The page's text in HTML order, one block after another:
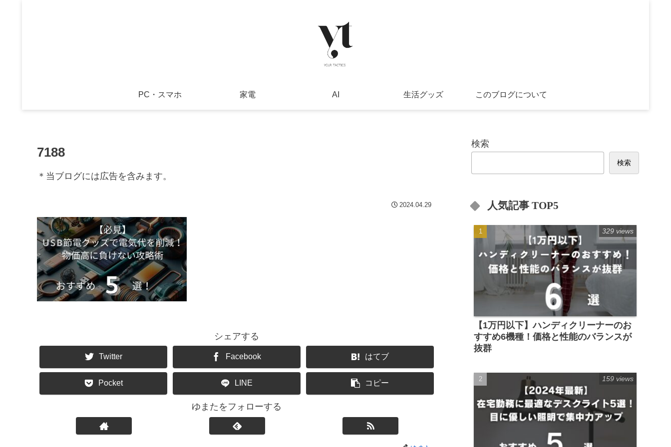
PC・スマホ 家電 AI 生活グッズ このブログについて
7188
＊当ブログには広告を含みます。
2024.04.29
シェアする
Twitter Facebook はてブ
Pocket LINE コピー
ゆまたをフォローする
検索
検索
人気記事 TOP5
【1万円以下】ハンディクリーナーのお
すすめ6機種！価格と性能のバランスが
抜群
329 views
159 views